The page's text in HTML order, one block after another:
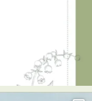
ッジで開催され
らん整体院も出展